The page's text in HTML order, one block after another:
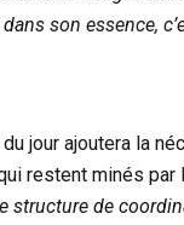
son essence,
jour ajoutera la
restent minés par
structure de